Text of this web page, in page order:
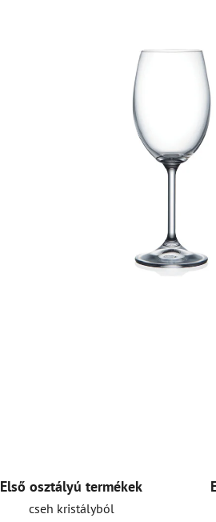
Első osztályú termékek
cseh kristályból